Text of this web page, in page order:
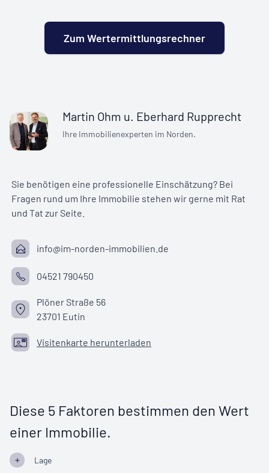
Zum Wertermittlungsrechner
Martin Ohm u. Eberhard Rupprecht
Sie benötigen eine professionelle Einschätzung? Bei
Fragen rund um Ihre Immobilie stehen wir gerne mit Rat
und Tat zur Seite.
info@im-norden-immobilien.de
04521 790450
Plöner Straße 56
23701 Eutin
Visitenkarte herunterladen
Diese 5 Faktoren bestimmen den Wert
einer Immobilie.
Lage